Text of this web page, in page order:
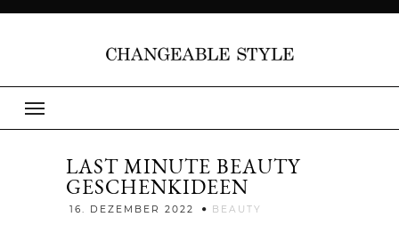
LAST MINUTE BEAUTY
GESCHENKIDEEN
16. DEZEMBER 2022 BEAUTY